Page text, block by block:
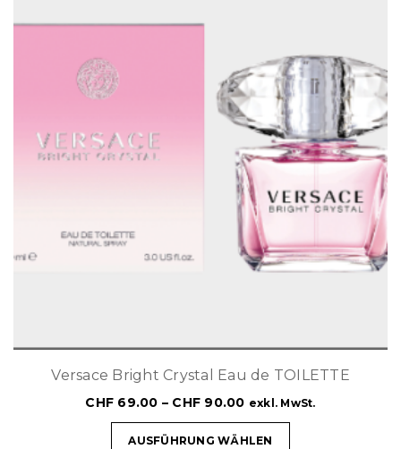
Versace Bright Crystal Eau de TOILETTE
CHF 69.00 – CHF 90.00 exkl. MwSt.
AUSFÜHRUNG WÄHLEN